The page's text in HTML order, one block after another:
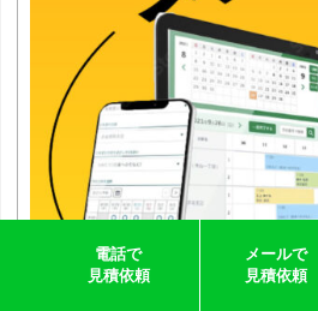
電話で
見積依頼
メールで
見積依頼